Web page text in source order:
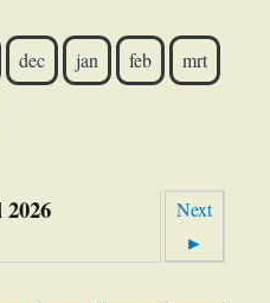
dec jan feb mrt
Next
►